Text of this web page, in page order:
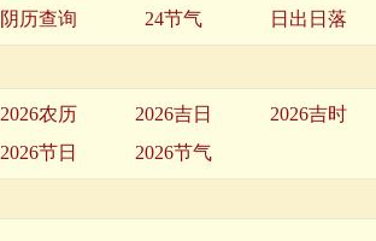
阴历查询 24节气 日出日落
2026农历 2026吉日
2026吉时
2026节日 2026节气